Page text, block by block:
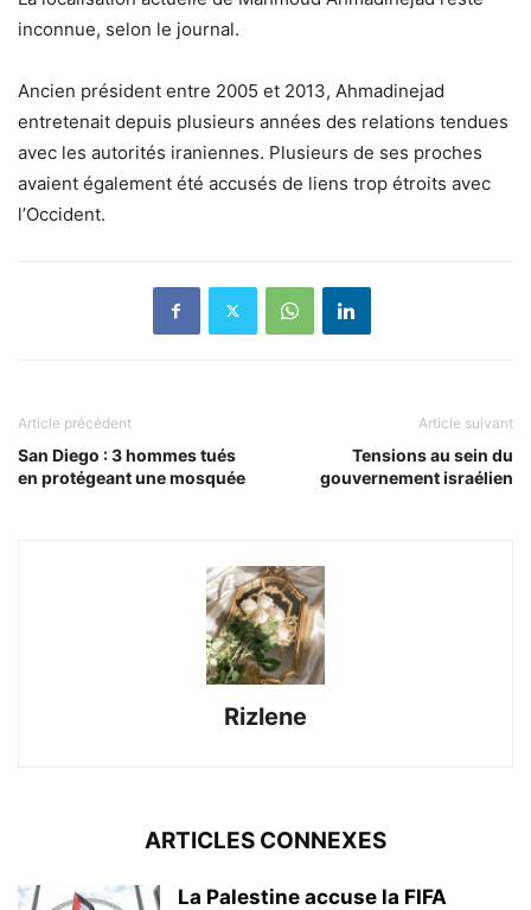
inconnue, selon le journal.
Ancien président entre 2005 et 2013, Ahmadinejad
entretenait depuis plusieurs années des relations tendues
avec les autorités iraniennes. Plusieurs de ses proches
avaient également été accusés de liens trop étroits avec
l’Occident.
Article précédent
San Diego : 3 hommes tués
en protégeant une mosquée
Article suivant
Tensions au sein du
gouvernement israélien
Rizlene
ARTICLES CONNEXES
La Palestine accuse la FIFA